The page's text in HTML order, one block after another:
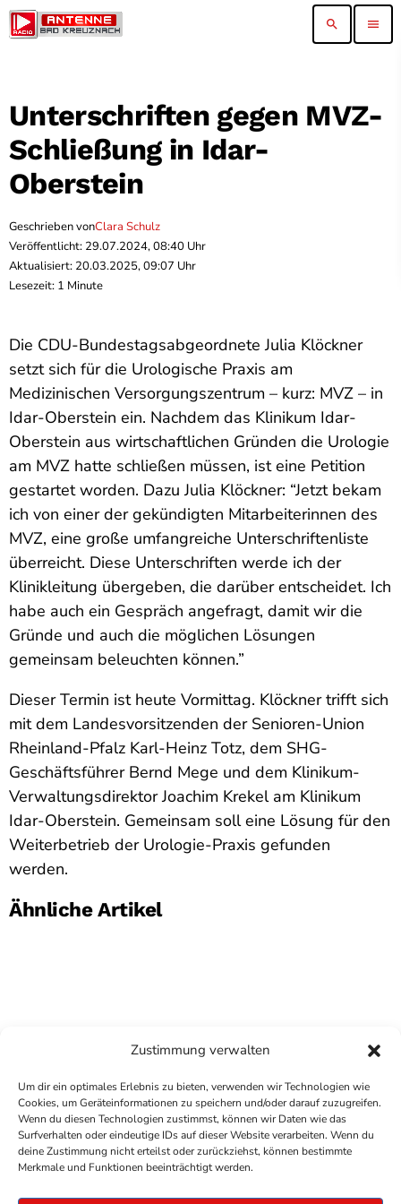
Zustimmung verwalten
Um dir ein optimales Erlebnis zu bieten, verwenden wir Technologien wie
Cookies, um Geräteinformationen zu speichern und/oder darauf zuzugreifen.
Wenn du diesen Technologien zustimmst, können wir Daten wie das
Surfverhalten oder eindeutige IDs auf dieser Website verarbeiten. Wenn du
deine Zustimmung nicht erteilst oder zurückziehst, können bestimmte
Merkmale und Funktionen beeinträchtigt werden.
search menu
Unterschriften gegen MVZ-
Schließung in Idar-
Oberstein
Geschrieben vonClara Schulz
Veröffentlicht: 29.07.2024, 08:40 Uhr
Aktualisiert: 20.03.2025, 09:07 Uhr
Lesezeit: 1 Minute
Die CDU-Bundestagsabgeordnete Julia Klöckner
setzt sich für die Urologische Praxis am
Medizinischen Versorgungszentrum – kurz: MVZ – in
Idar-Oberstein ein. Nachdem das Klinikum Idar-
Oberstein aus wirtschaftlichen Gründen die Urologie
am MVZ hatte schließen müssen, ist eine Petition
gestartet worden. Dazu Julia Klöckner: “Jetzt bekam
ich von einer der gekündigten Mitarbeiterinnen des
MVZ, eine große umfangreiche Unterschriftenliste
überreicht. Diese Unterschriften werde ich der
Klinikleitung übergeben, die darüber entscheidet. Ich
habe auch ein Gespräch angefragt, damit wir die
Gründe und auch die möglichen Lösungen
gemeinsam beleuchten können.”
Dieser Termin ist heute Vormittag. Klöckner trifft sich
mit dem Landesvorsitzenden der Senioren-Union
Rheinland-Pfalz Karl-Heinz Totz, dem SHG-
Geschäftsführer Bernd Mege und dem Klinikum-
Verwaltungsdirektor Joachim Krekel am Klinikum
Idar-Oberstein. Gemeinsam soll eine Lösung für den
Weiterbetrieb der Urologie-Praxis gefunden
werden.
Ähnliche Artikel
COPYRIGHTANTENNE BAD KREUZNACH